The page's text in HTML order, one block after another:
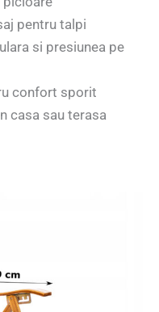
pentru talpi
si presiunea pe
confort sporit
casa sau terasa